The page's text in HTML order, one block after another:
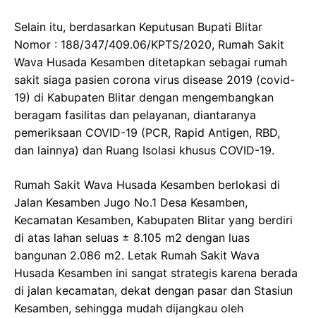
Selain itu, berdasarkan Keputusan Bupati Blitar
Nomor : 188/347/409.06/KPTS/2020, Rumah Sakit
Wava Husada Kesamben ditetapkan sebagai rumah
sakit siaga pasien corona virus disease 2019 (covid-
19) di Kabupaten Blitar dengan mengembangkan
beragam fasilitas dan pelayanan, diantaranya
pemeriksaan COVID-19 (PCR, Rapid Antigen, RBD,
dan lainnya) dan Ruang Isolasi khusus COVID-19.
Rumah Sakit Wava Husada Kesamben berlokasi di
Jalan Kesamben Jugo No.1 Desa Kesamben,
Kecamatan Kesamben, Kabupaten Blitar yang berdiri
di atas lahan seluas ± 8.105 m2 dengan luas
bangunan 2.086 m2. Letak Rumah Sakit Wava
Husada Kesamben ini sangat strategis karena berada
di jalan kecamatan, dekat dengan pasar dan Stasiun
Kesamben, sehingga mudah dijangkau oleh